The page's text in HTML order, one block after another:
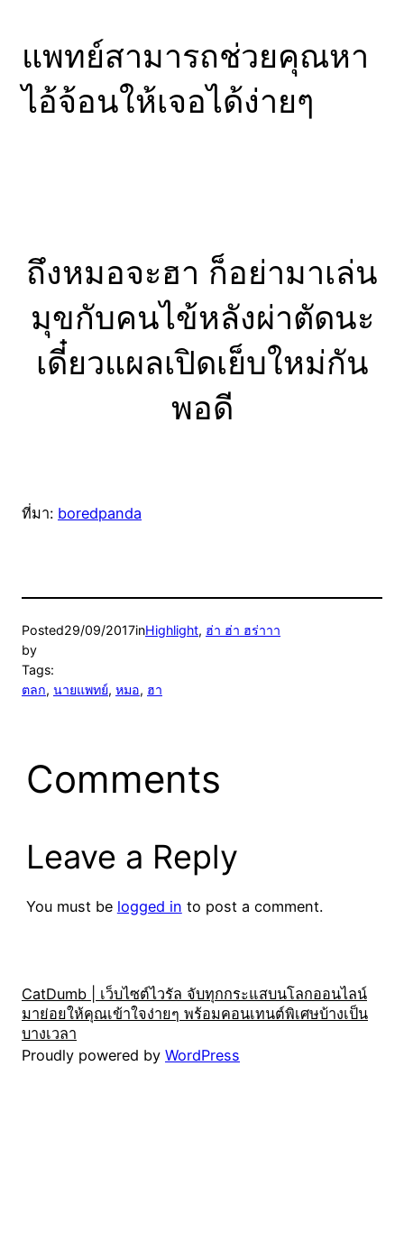
แพทย์สามารถช่วยคุณหา
ไอ้จ้อนให้เจอได้ง่ายๆ
ถึงหมอจะฮา ก็อย่ามาเล่น
มุขกับคนไข้หลังผ่าตัดนะ
เดี๋ยวแผลเปิดเย็บใหม่กัน
พอดี
ที่มา: boredpanda
Posted29/09/2017inHighlight, ฮ่า ฮ่า ฮร่าาา
by
Tags:
ตลก, นายแพทย์, หมอ, ฮา
Comments
Leave a Reply
You must be logged in to post a comment.
CatDumb | เว็บไซต์ไวรัล จับทุกกระแสบนโลกออนไลน์
มาย่อยให้คุณเข้าใจง่ายๆ พร้อมคอนเทนต์พิเศษบ้างเป็น
บางเวลา
Proudly powered by WordPress